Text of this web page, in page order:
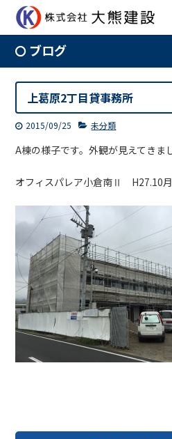
ブログ
上葛原2丁目貸事務所
2015/09/25 未分類
A棟の様子です。外観が見えてきま
オフィスパレア小倉南Ⅱ H27.10月